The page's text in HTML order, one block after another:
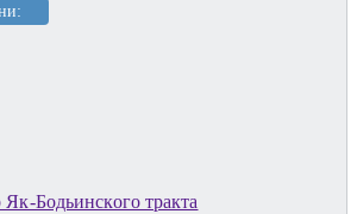
Бодьинского тракта